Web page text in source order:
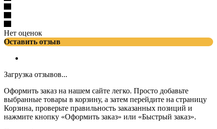
Нет оценок
Оставить отзыв
Загрузка отзывов...
Оформить заказ на нашем сайте легко. Просто добавьте
выбранные товары в корзину, а затем перейдите на страницу
Корзина, проверьте правильность заказанных позиций и
нажмите кнопку «Оформить заказ» или «Быстрый заказ».